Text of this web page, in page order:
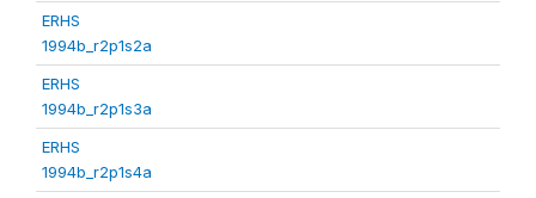
ERHS
1994b_r2p1s2a
ERHS
1994b_r2p1s3a
ERHS
1994b_r2p1s4a